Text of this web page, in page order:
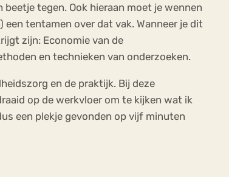
tegen. Ook hieraan moet je wennen
tentamen over dat vak. Wanneer je dit
zijn: Economie van de
en technieken van onderzoeken.
en de praktijk. Bij deze
op de werkvloer om te kijken wat ik
een plekje gevonden op vijf minuten